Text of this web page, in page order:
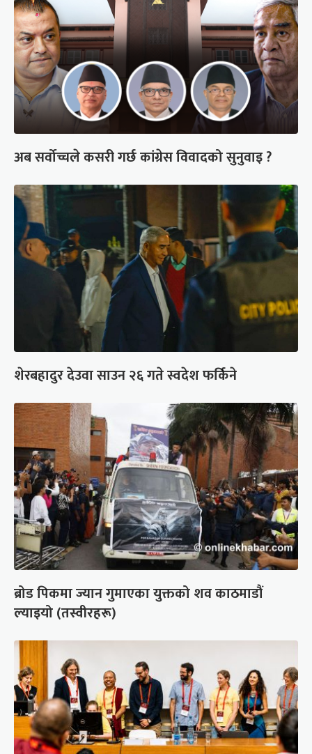
अब सर्वोच्चले कसरी गर्छ कांग्रेस विवादको सुनुवाइ ?
शेरबहादुर देउवा साउन २६ गते स्वदेश फर्किने
ब्रोड पिकमा ज्यान गुमाएका युक्तको शव काठमाडौं
ल्याइयो (तस्वीरहरू)